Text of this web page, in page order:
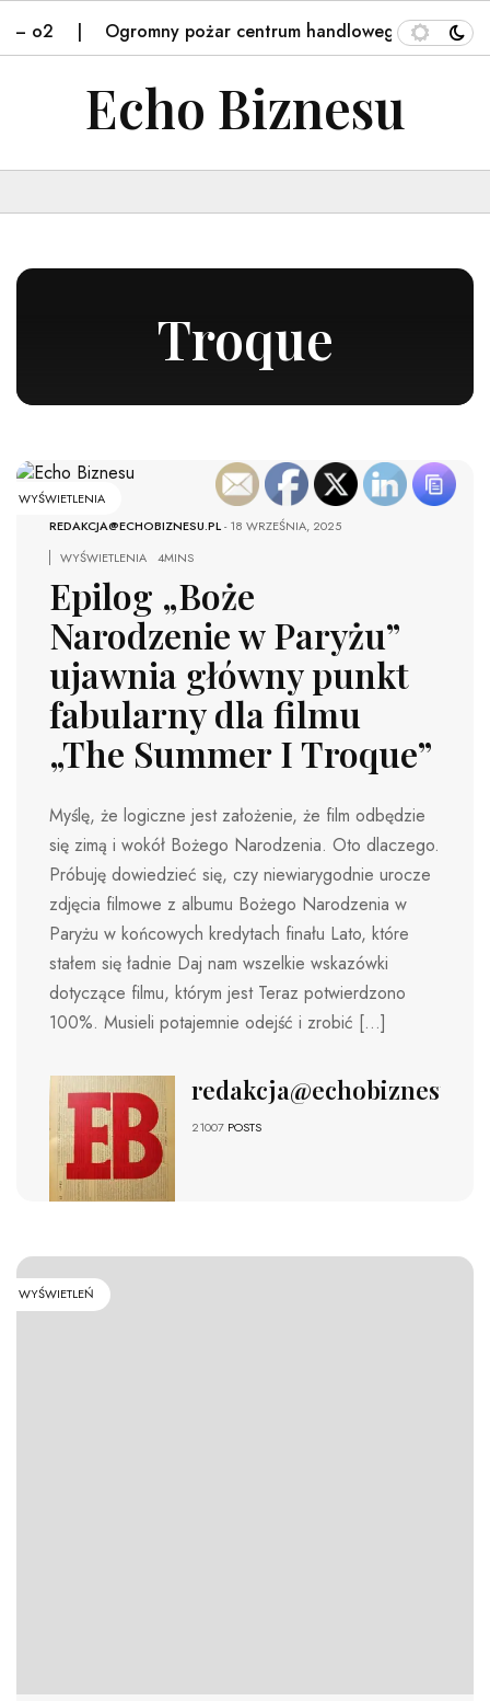
o2 Ogromny pożar centrum handlowego w
Echo Biznesu
Troque
WYŚWIETLENIA
REDAKCJA@ECHOBIZNESU.PL-18 WRZEŚNIA, 2025
WYŚWIETLENIA
4MINS
Epilog „Boże
Narodzenie w Paryżu”
ujawnia główny punkt
fabularny dla filmu
„The Summer I Troque”
Myślę, że logiczne jest założenie, że film odbędzie
się zimą i wokół Bożego Narodzenia. Oto dlaczego.
Próbuję dowiedzieć się, czy niewiarygodnie urocze
zdjęcia filmowe z albumu Bożego Narodzenia w
Paryżu w końcowych kredytach finału Lato, które
stałem się ładnie Daj nam wszelkie wskazówki
dotyczące filmu, którym jest Teraz potwierdzono
100%. Musieli potajemnie odejść i zrobić […]
redakcja@echobiznesu.pl
21007 POSTS
WYŚWIETLEŃ